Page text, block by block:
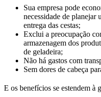
Sua empresa pode
necessidade de planejar
entrega das cestas;
Exclui a preocupação
armazenagem dos
de geladeira;
Não há gastos com
Sem dores de cabeça
E os benefícios se estendem à